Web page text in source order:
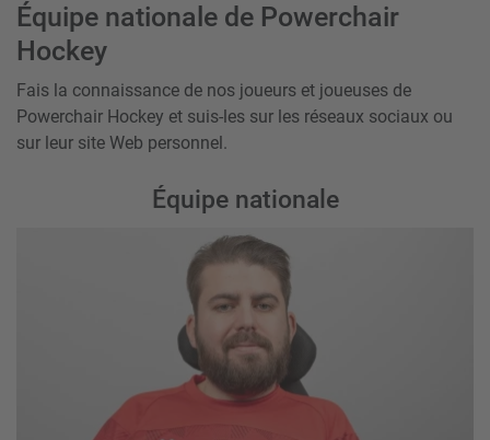
Équipe nationale de Powerchair
Hockey
Fais la connaissance de nos joueurs et joueuses de
Powerchair Hockey et suis-les sur les réseaux sociaux ou
sur leur site Web personnel.
Équipe nationale